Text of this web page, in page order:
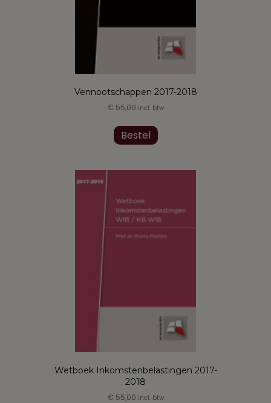
Vennootschappen 2017-2018
€ 55,00 incl. btw
Bestel product
heeft
variaties.
kan
gekozen
worden
Wetboek Inkomstenbelastingen 2017-
2018
€ 55,00 incl. btw